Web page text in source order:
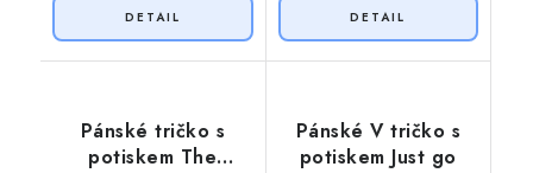
Pánské tričko s
potiskem The
Pánské V tričko s
potiskem Just go